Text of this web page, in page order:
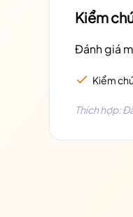
Kiểm
Đánh giá
Kiểm
Thích hợp: